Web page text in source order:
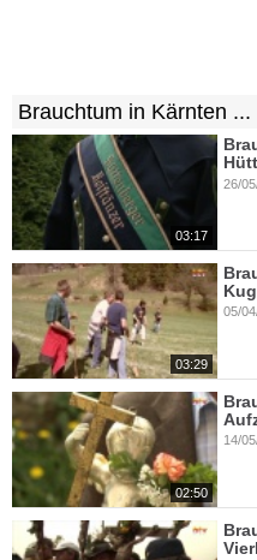
Brauchtum in Kärnten ...
03:17
26/
03:29
05/
02:50
14/